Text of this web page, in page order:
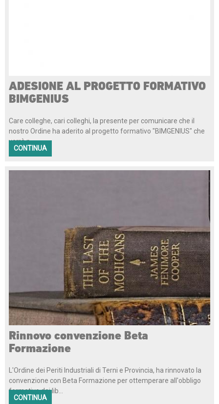
ADESIONE AL PROGETTO FORMATIVO
BIMGENIUS
Care colleghe, cari colleghi, la presente per comunicare che il
nostro Ordine ha aderito al progetto formativo "BIMGENIUS" che
verrà p...
CONTINUA
Rinnovo convenzione Beta
Formazione
L'Ordine dei Periti Industriali di Terni e Provincia, ha rinnovato la
convenzione con Beta Formazione per ottemperare all'obbligo
formativo dei lib...
CONTINUA